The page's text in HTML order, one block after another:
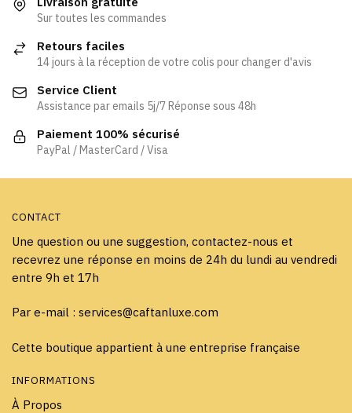
Les
peuvent
choisies
sur
la
page
être
Sur toutes les commandes
Retours faciles
14 jours à la réception de votre colis pour changer d'avis
Service Client
Assistance par emails 5j/7 Réponse sous 48h
Paiement 100% sécurisé
PayPal / MasterCard / Visa
CONTACT
Une question ou une suggestion, contactez-nous et
recevrez une réponse en moins de 24h du lundi au vendredi
entre 9h et 17h
Par e-mail : services@caftanluxe.com
Cette boutique appartient à une entreprise française
INFORMATIONS
À Propos